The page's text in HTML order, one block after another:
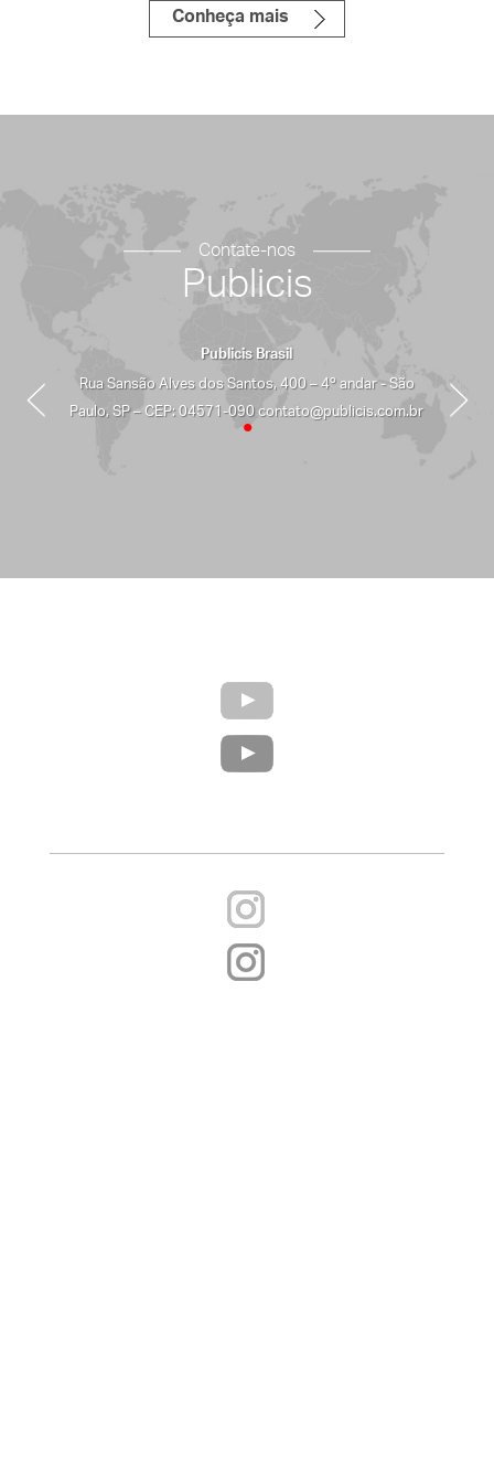
MEMBER´S MARK
Conheça mais
Contate-nos
Publicis
Publicis Brasil
Rua Sansão Alves dos Santos, 400 – 4º andar - São
Paulo, SP – CEP: 04571-090 contato@publicis.com.br
•